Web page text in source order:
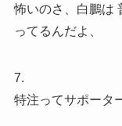
怖いのさ、白鵬は
ってるんだよ、
7.
特注ってサポータ